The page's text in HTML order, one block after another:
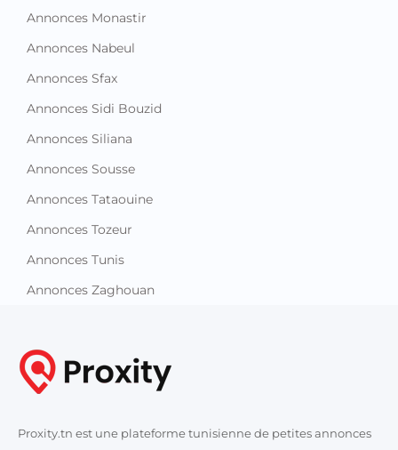
Annonces Monastir
Annonces Nabeul
Annonces Sfax
Annonces Sidi Bouzid
Annonces Siliana
Annonces Sousse
Annonces Tataouine
Annonces Tozeur
Annonces Tunis
Annonces Zaghouan
Proxity.tn est une plateforme tunisienne de petites annonces